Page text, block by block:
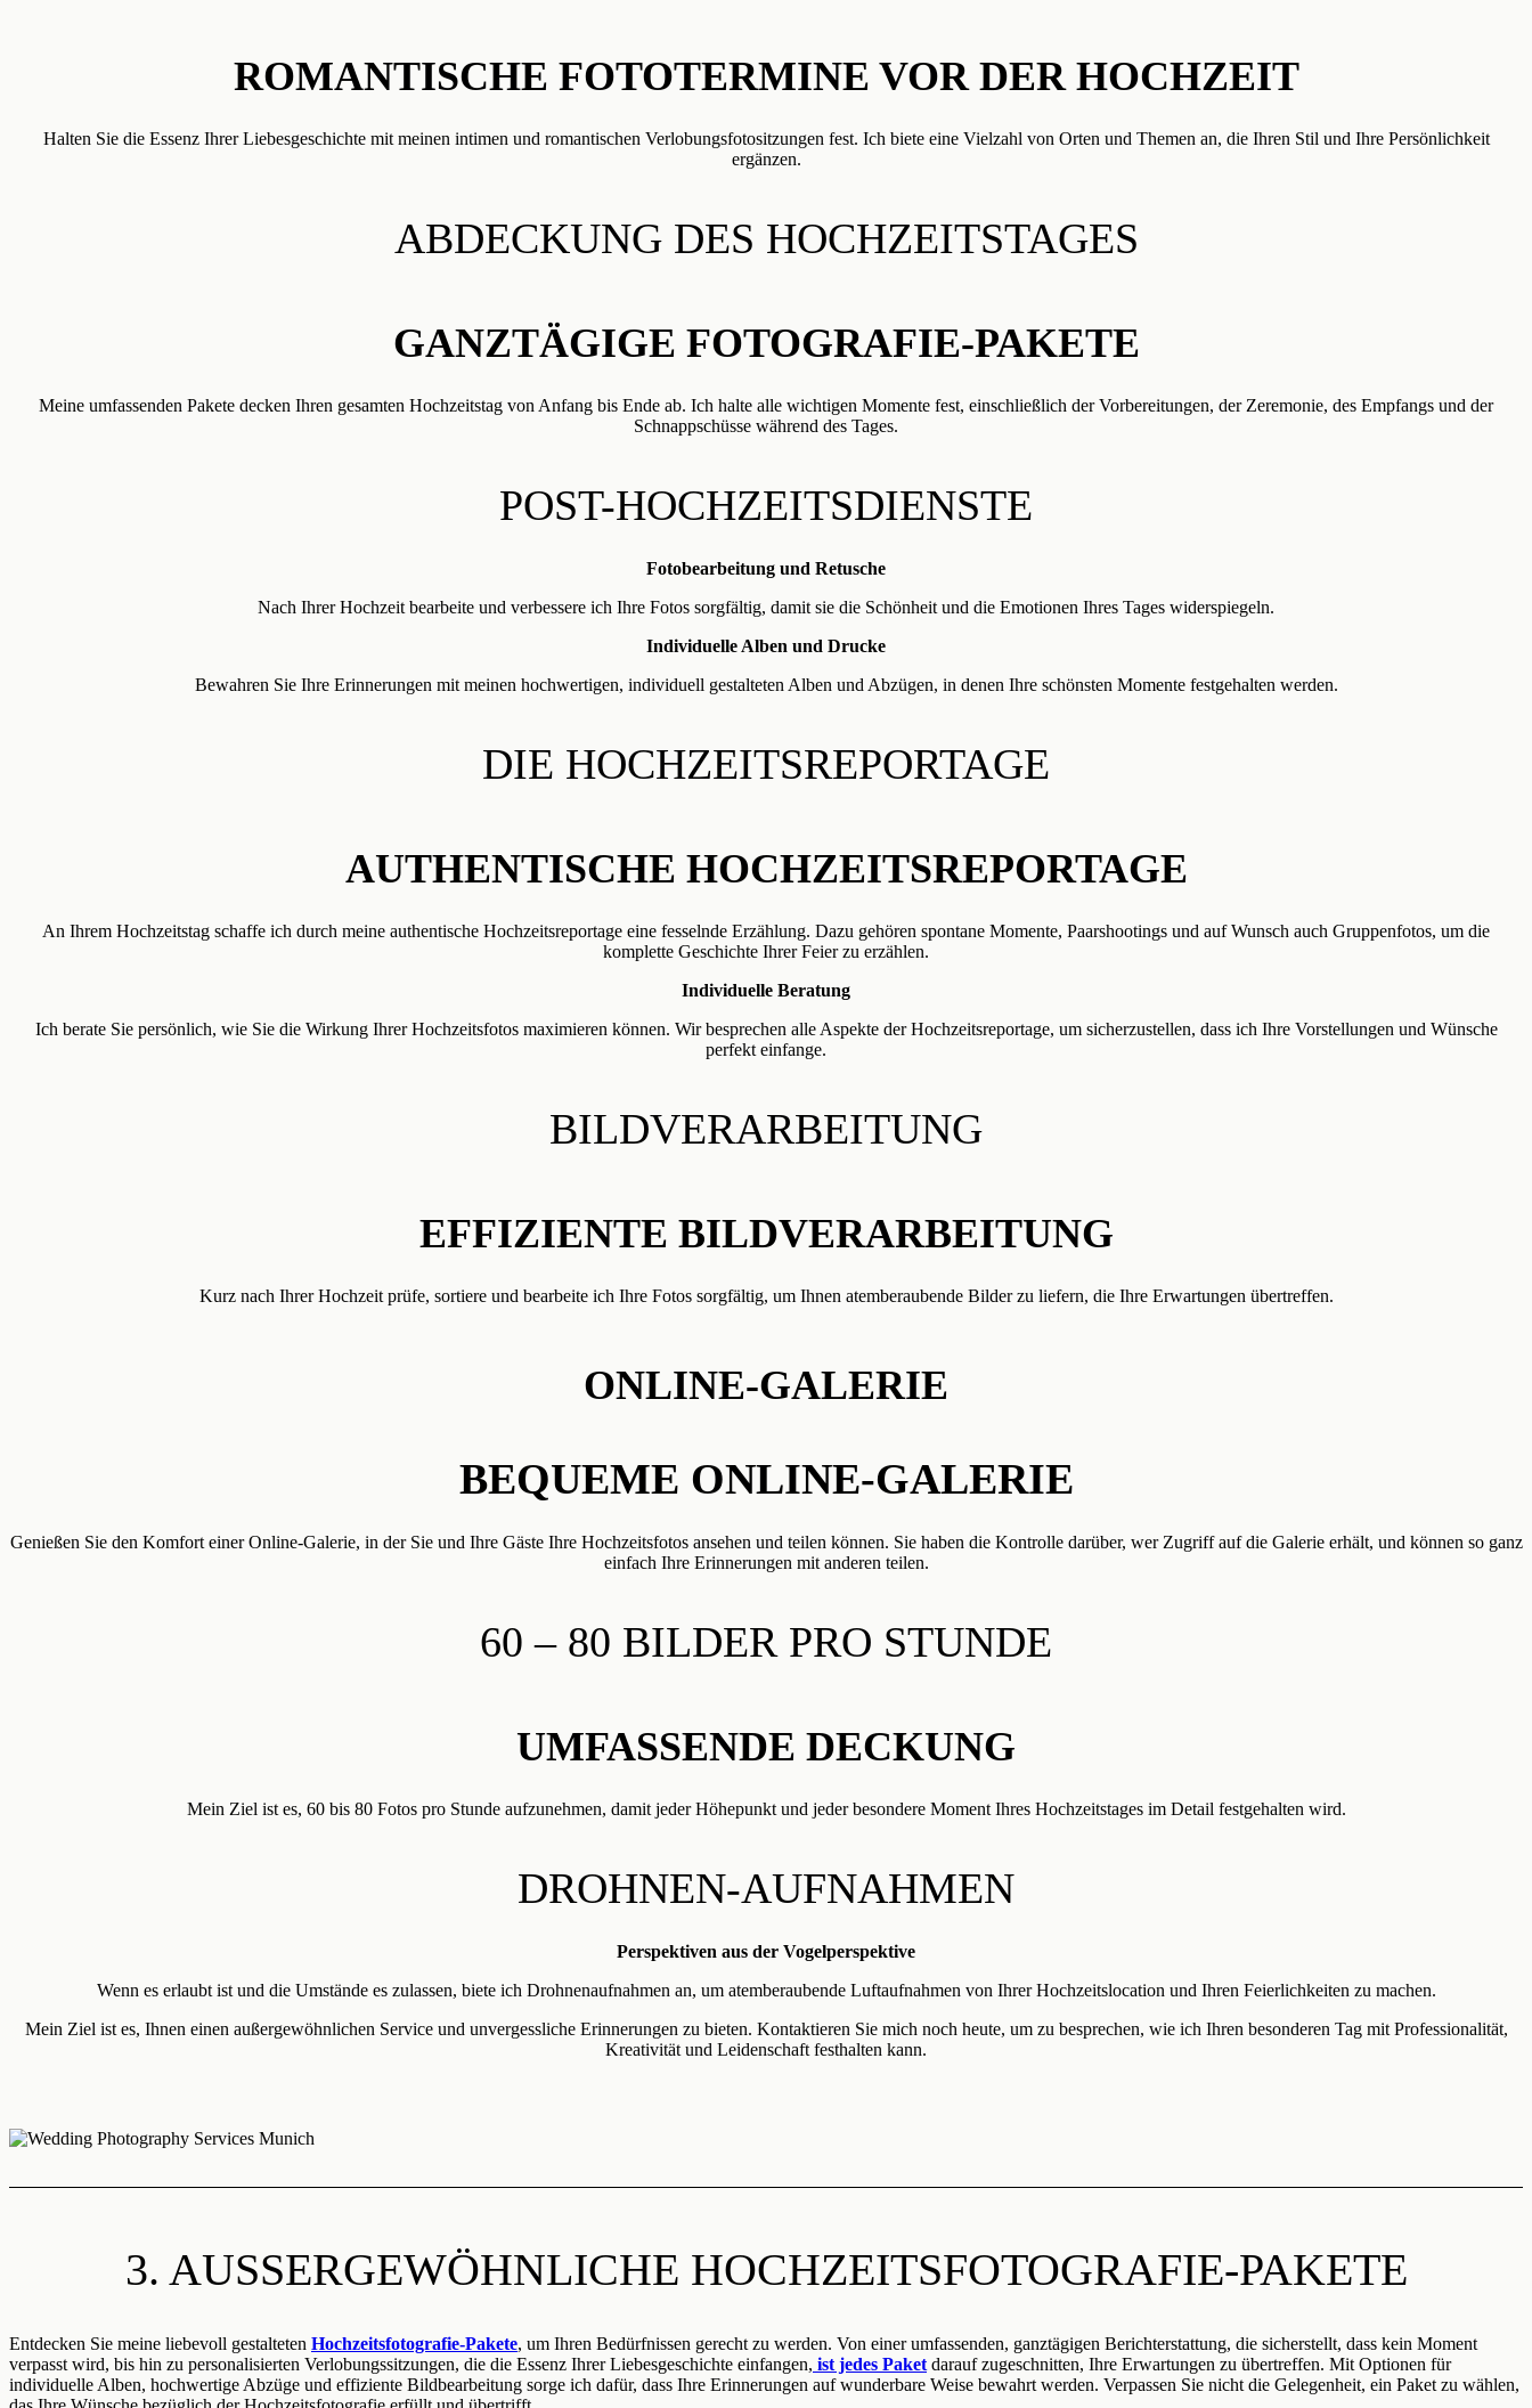
ROMANTISCHE FOTOTERMINE VOR DER HOCHZEIT
Halten Sie die Essenz Ihrer Liebesgeschichte mit meinen intimen und romantischen Verlobungsfotositzungen fest. Ich biete eine Vielzahl von Orten und Themen an, die Ihren Stil und Ihre Persönlichkeit
ergänzen.
ABDECKUNG DES HOCHZEITSTAGES
GANZTÄGIGE FOTOGRAFIE-PAKETE
Meine umfassenden Pakete decken Ihren gesamten Hochzeitstag von Anfang bis Ende ab. Ich halte alle wichtigen Momente fest, einschließlich der Vorbereitungen, der Zeremonie, des Empfangs und der
Schnappschüsse während des Tages.
POST-HOCHZEITSDIENSTE
Fotobearbeitung und Retusche
Nach Ihrer Hochzeit bearbeite und verbessere ich Ihre Fotos sorgfältig, damit sie die Schönheit und die Emotionen Ihres Tages widerspiegeln.
Individuelle Alben und Drucke
Bewahren Sie Ihre Erinnerungen mit meinen hochwertigen, individuell gestalteten Alben und Abzügen, in denen Ihre schönsten Momente festgehalten werden.
DIE HOCHZEITSREPORTAGE
AUTHENTISCHE HOCHZEITSREPORTAGE
An Ihrem Hochzeitstag schaffe ich durch meine authentische Hochzeitsreportage eine fesselnde Erzählung. Dazu gehören spontane Momente, Paarshootings und auf Wunsch auch Gruppenfotos, um die
komplette Geschichte Ihrer Feier zu erzählen.
Individuelle Beratung
Ich berate Sie persönlich, wie Sie die Wirkung Ihrer Hochzeitsfotos maximieren können. Wir besprechen alle Aspekte der Hochzeitsreportage, um sicherzustellen, dass ich Ihre Vorstellungen und Wünsche
perfekt einfange.
BILDVERARBEITUNG
EFFIZIENTE BILDVERARBEITUNG
Kurz nach Ihrer Hochzeit prüfe, sortiere und bearbeite ich Ihre Fotos sorgfältig, um Ihnen atemberaubende Bilder zu liefern, die Ihre Erwartungen übertreffen.
ONLINE-GALERIE
BEQUEME ONLINE-GALERIE
Genießen Sie den Komfort einer Online-Galerie, in der Sie und Ihre Gäste Ihre Hochzeitsfotos ansehen und teilen können. Sie haben die Kontrolle darüber, wer Zugriff auf die Galerie erhält, und können so ganz
einfach Ihre Erinnerungen mit anderen teilen.
60 – 80 BILDER PRO STUNDE
UMFASSENDE DECKUNG
Mein Ziel ist es, 60 bis 80 Fotos pro Stunde aufzunehmen, damit jeder Höhepunkt und jeder besondere Moment Ihres Hochzeitstages im Detail festgehalten wird.
DROHNEN-AUFNAHMEN
Perspektiven aus der Vogelperspektive
Wenn es erlaubt ist und die Umstände es zulassen, biete ich Drohnenaufnahmen an, um atemberaubende Luftaufnahmen von Ihrer Hochzeitslocation und Ihren Feierlichkeiten zu machen.
Mein Ziel ist es, Ihnen einen außergewöhnlichen Service und unvergessliche Erinnerungen zu bieten. Kontaktieren Sie mich noch heute, um zu besprechen, wie ich Ihren besonderen Tag mit Professionalität,
Kreativität und Leidenschaft festhalten kann.
3. AUSSERGEWÖHNLICHE HOCHZEITSFOTOGRAFIE-PAKETE
Entdecken Sie meine liebevoll gestalteten Hochzeitsfotografie-Pakete, um Ihren Bedürfnissen gerecht zu werden. Von einer umfassenden, ganztägigen Berichterstattung, die sicherstellt, dass kein Moment
verpasst wird, bis hin zu personalisierten Verlobungssitzungen, die die Essenz Ihrer Liebesgeschichte einfangen, ist jedes Paket darauf zugeschnitten, Ihre Erwartungen zu übertreffen. Mit Optionen für
individuelle Alben, hochwertige Abzüge und effiziente Bildbearbeitung sorge ich dafür, dass Ihre Erinnerungen auf wunderbare Weise bewahrt werden. Verpassen Sie nicht die Gelegenheit, ein Paket zu wählen,